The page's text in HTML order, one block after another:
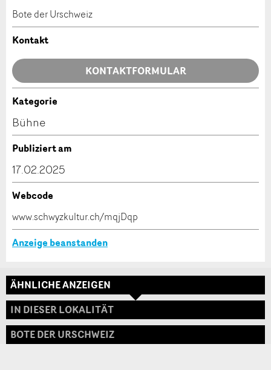
Anzeige beanstanden
Ihr Feedback wird sehr geschätzt!
Allgemeines Feedback
Anzeige nicht mehr gültig
Anzeige unvollständig
* Eingabe erforderlich
Anzeige weiterempfehlen
Empfehlen Sie diese Anzeige an Freunde weiter.
* Eingabe erforderlich
Bote der Urschweiz
Kontakt
KONTAKTFORMULAR
Kontakt
Verfassen Sie eine Nachricht für die Kontaktpersonen
Adresse
Kategorie
Bühne
Publiziert am
17.02.2025
Webcode
www.schwyzkultur.ch/mqjDqp
Anzeige beanstanden
ÄHNLICHE ANZEIGEN
IN DIESER LOKALITÄT
BOTE DER URSCHWEIZ